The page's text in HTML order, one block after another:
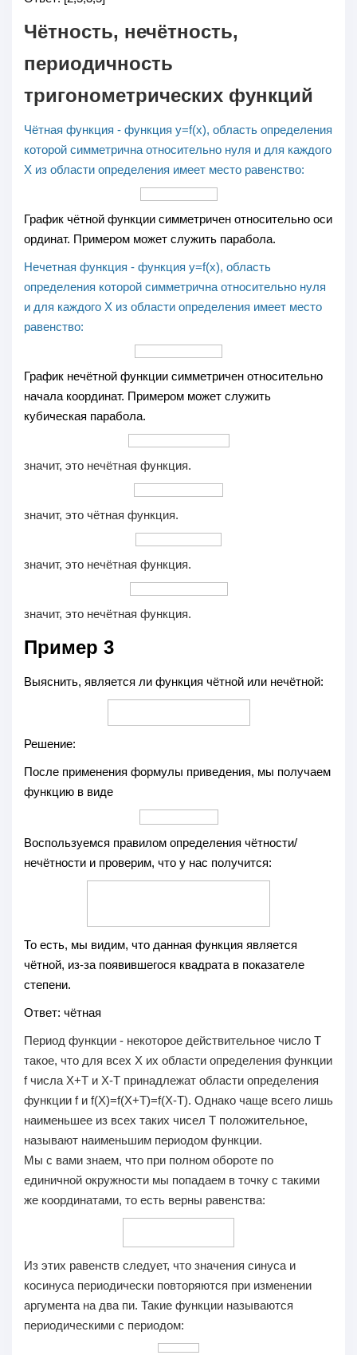
Чётность, нечётность,
периодичность
тригонометрических функций
Чётная функция - функция y=f(x), область определения
которой симметрична относительно нуля и для каждого
Х из области определения имеет место равенство:
График чётной функции симметричен относительно оси
ординат. Примером может служить парабола.
Нечетная функция - функция y=f(x), область
определения которой симметрична относительно нуля
и для каждого Х из области определения имеет место
равенство:
График нечётной функции симметричен относительно
начала координат. Примером может служить
кубическая парабола.
значит, это нечётная функция.
значит, это чётная функция.
значит, это нечётная функция.
значит, это нечётная функция.
Пример 3
Выяснить, является ли функция чётной или нечётной:
Решение:
После применения формулы приведения, мы получаем
функцию в виде
Воспользуемся правилом определения чётности/
нечётности и проверим, что у нас получится:
То есть, мы видим, что данная функция является
чётной, из-за появившегося квадрата в показателе
степени.
Ответ: чётная
Период функции - некоторое действительное число Т
такое, что для всех Х их области определения функции
f числа Х+Т и Х-Т принадлежат области определения
функции f и f(X)=f(X+T)=f(X-T). Однако чаще всего лишь
наименьшее из всех таких чисел Т положительное,
называют наименьшим периодом функции.
Мы с вами знаем, что при полном обороте по
единичной окружности мы попадаем в точку с такими
же координатами, то есть верны равенства:
Из этих равенств следует, что значения синуса и
косинуса периодически повторяются при изменении
аргумента на два пи. Такие функции называются
периодическими с периодом: